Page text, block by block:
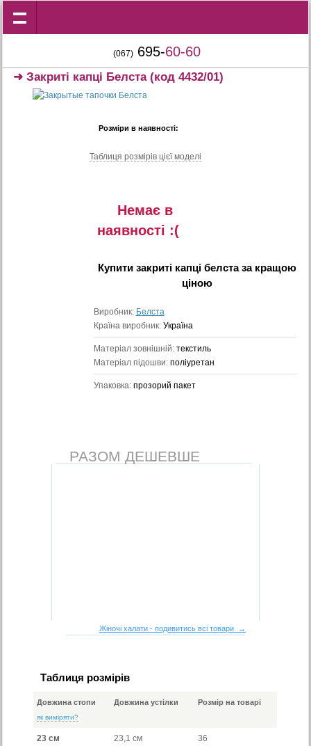
(067) 695-60-60
➜Закриті капці Белста(код 4432/01)
Розміри в наявності:
Таблиця розмiрiв цiєї моделi
Немає в
наявностi :(
Купити закриті капці белстаза кращою
ціною
Виробник: Белста
Країна виробник: Україна
Матеріал зовнішній: текстиль
Матеріал підошви: поліуретан
Упаковка: прозорий пакет
РАЗОМ ДЕШЕВШЕ
Жіночі халати - подивитись всі товари →
Таблиця розмірів
Довжина стопи
як виміряти?
Довжина устілки Розмір на товарі
23 см 23,1 см 36